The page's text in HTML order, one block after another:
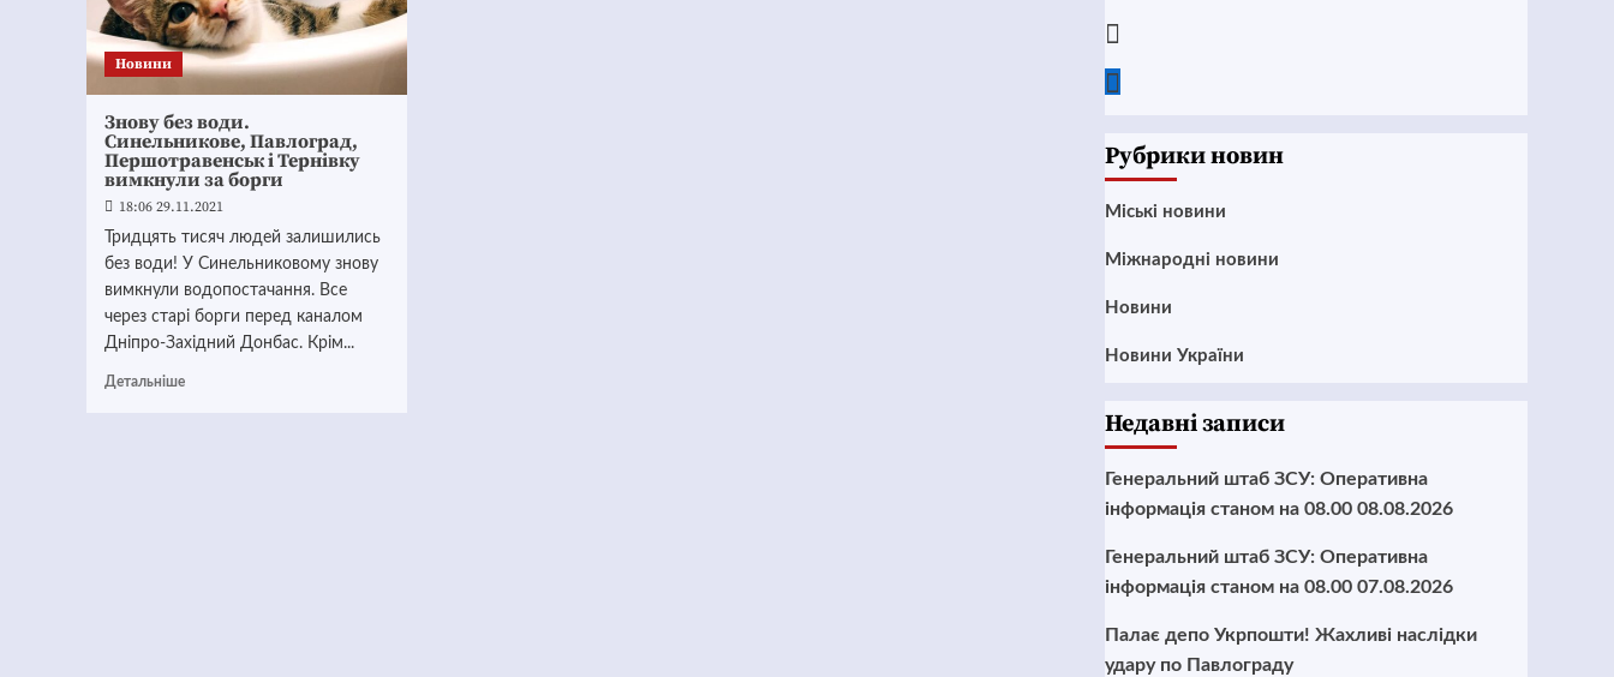
Новини
Знову без води.
Синельникове, Павлоград,
Першотравенськ і Тернівку
вимкнули за борги
18:06 29.11.2021
Тридцять тисяч людей залишились
без води! У Синельниковому знову
вимкнули водопостачання. Все
через старі борги перед каналом
Дніпро-Західний Донбас. Крім...
Детальніше
Рубрики новин
Mіські новини
Міжнародні новини
Новини
Новини України
Недавні записи
Генеральний штаб ЗСУ: Оперативна
інформація станом на 08.00 08.08.2026
Генеральний штаб ЗСУ: Оперативна
інформація станом на 08.00 07.08.2026
Палає депо Укрпошти! Жахливі наслідки
удару по Павлограду